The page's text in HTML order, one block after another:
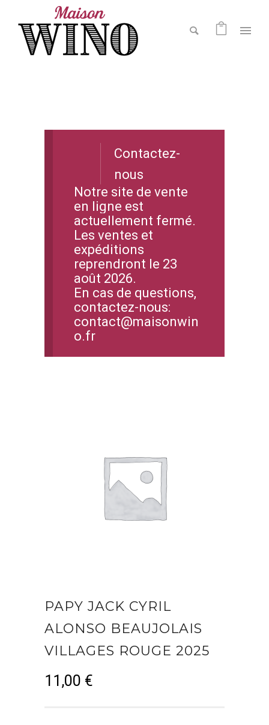
Contactez-
nous
Notre site de vente
en ligne est
actuellement fermé.
Les ventes et
expéditions
reprendront le 23
août 2026.
En cas de questions,
contactez-nous:
contact@maisonwin
o.fr
PAPY JACK CYRIL
ALONSO BEAUJOLAIS
VILLAGES ROUGE 2025
11,00 €